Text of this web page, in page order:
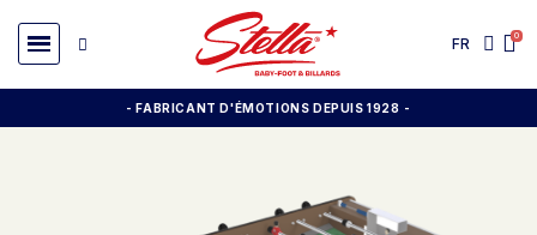
FR
- FABRICANT D'ÉMOTIONS DEPUIS 1928 -